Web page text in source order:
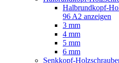
Halbrundkopf-
96 A2 anzeigen
3 mm
4 mm
5 mm
6 mm
Senkkopf-